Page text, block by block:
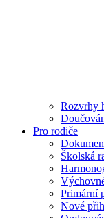
Rozvrhy
Pro rodiče
Školská
Primární
Nové